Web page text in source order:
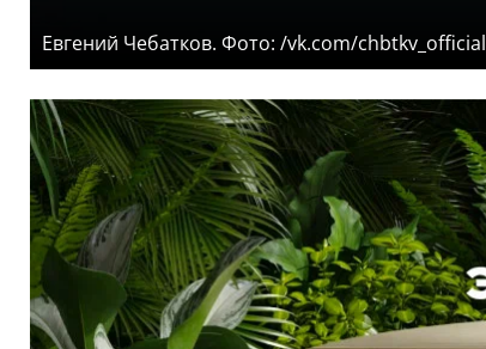
Евгений Чебатков. Фото: /vk.com/chbtkv_official